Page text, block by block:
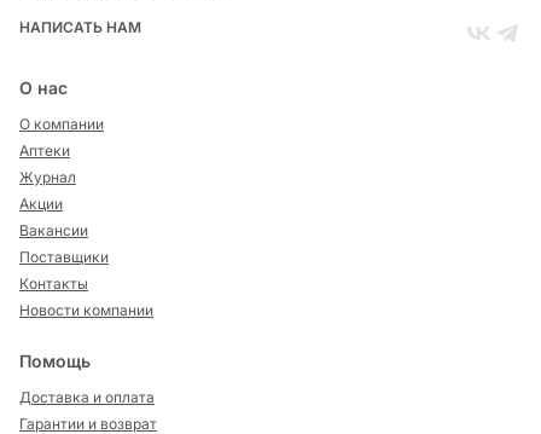
НАПИСАТЬ НАМ
О нас
О компании
Аптеки
Журнал
Акции
Вакансии
Поставщики
Контакты
Новости компании
Помощь
Доставка и оплата
Гарантии и возврат